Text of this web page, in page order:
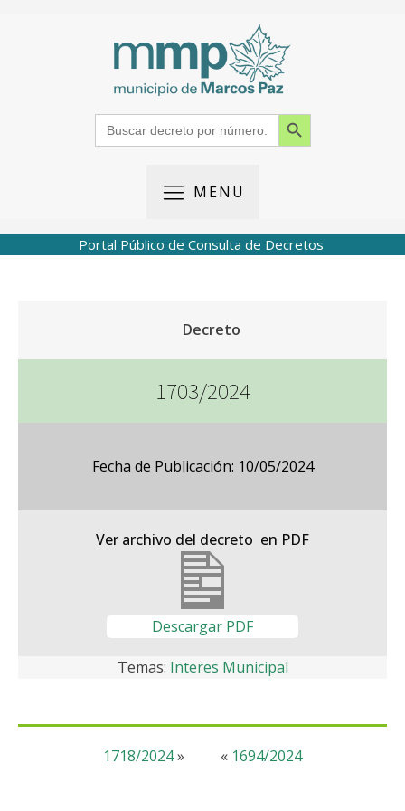
Search
for:
Search Button
MENU
Portal Público de Consulta de Decretos
Decreto
1703/2024
Fecha de Publicación: 10/05/2024
Ver archivo del decreto en PDF
Descargar PDF
Temas: Interes Municipal
« 1694/2024
1718/2024»